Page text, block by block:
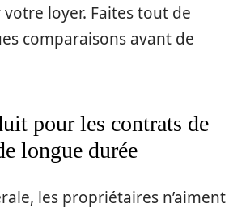
loyer. Faites tout de
comparaisons avant de
pour les contrats de
longue durée
les propriétaires n’aiment